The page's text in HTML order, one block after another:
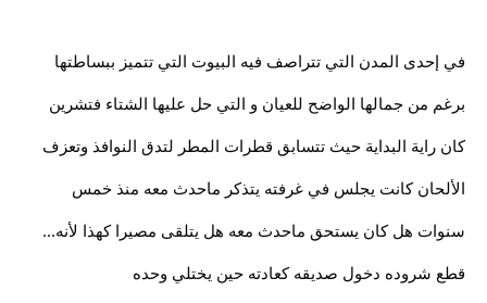
في إحدى المدن التي تتراصف فيه البيوت التي تتميز ببساطتها
برغم من جمالها الواضح للعيان و التي حل عليها الشتاء فتشرين
كان راية البداية حيث تتسابق قطرات المطر لتدق النوافذ وتعزف
الألحان كانت يجلس في غرفته يتذكر ماحدث معه منذ خمس
سنوات هل كان يستحق ماحدث معه هل يتلقى مصيرا كهذا لأنه...
قطع شروده دخول صديقه كعادته حين يختلي وحده